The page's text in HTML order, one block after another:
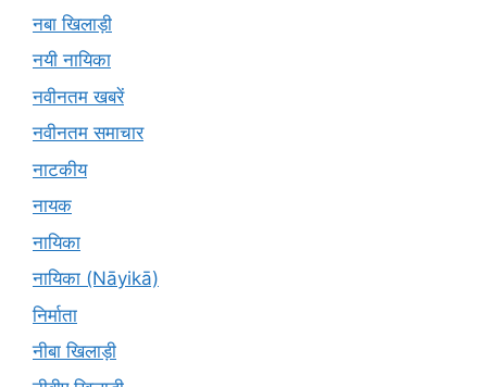
नबा खिलाड़ी
नयी नायिका
नवीनतम खबरें
नवीनतम समाचार
नाटकीय
नायक
नायिका
नायिका (Nāyikā)
निर्माता
नीबा खिलाड़ी